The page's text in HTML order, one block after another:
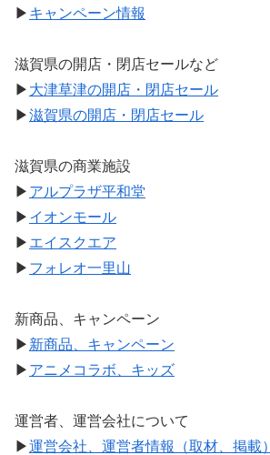
▶ キャンペーン情報
滋賀県の開店・閉店セールなど
▶ 大津草津の開店・閉店セール
▶滋賀県の開店・閉店セール
滋賀県の商業施設
▶ アルプラザ平和堂
▶ イオンモール
▶ エイスクエア
▶ フォレオ一里山
新商品、キャンペーン
▶ 新商品、キャンペーン
▶ アニメコラボ、キッズ
運営者、運営会社について
▶運営会社、運営者情報（取材、掲載）